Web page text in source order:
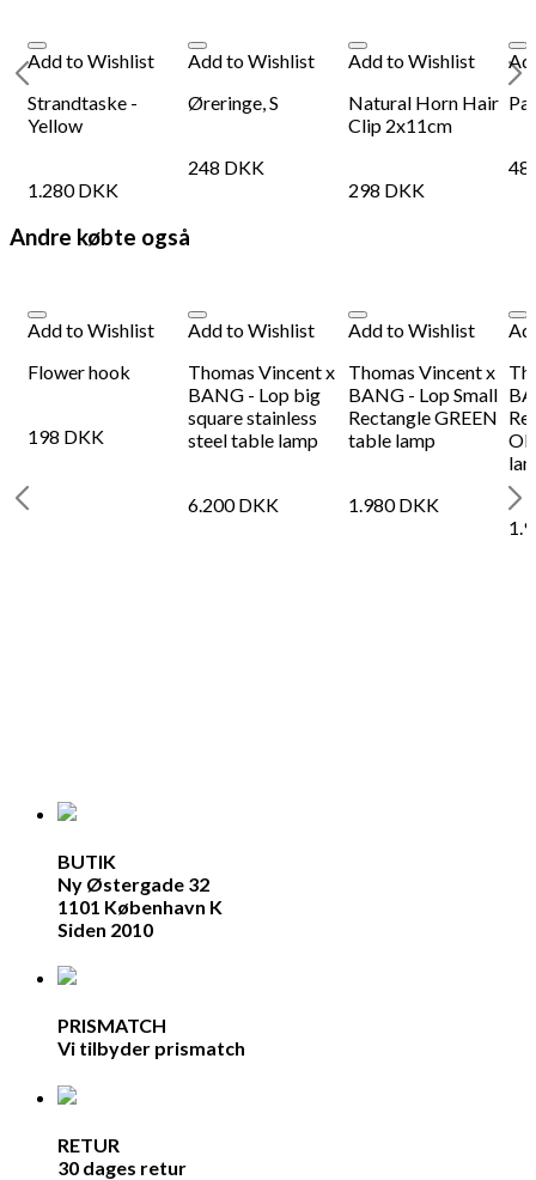
Add to Wishlist
Strandtaske -
Yellow
1.280DKK
Add to Wishlist
Øreringe, S
248 DKK
Add to Wishlist
Natural Horn Hair
Clip 2x11cm
298 DKK
Andre købte også
Add to Wishlist
Flower hook
198 DKK
Add to Wishlist
Thomas Vincent x
BANG - Lop big
square stainless
steel table lamp
6.200DKK
Add to Wishlist
Thomas Vincent x
BANG - Lop Small
Rectangle GREEN
table lamp
1.980DKK
BUTIK
Ny Østergade 32
1101 København K
Siden 2010
PRISMATCH
Vi tilbyder prismatch
RETUR
30 dages retur